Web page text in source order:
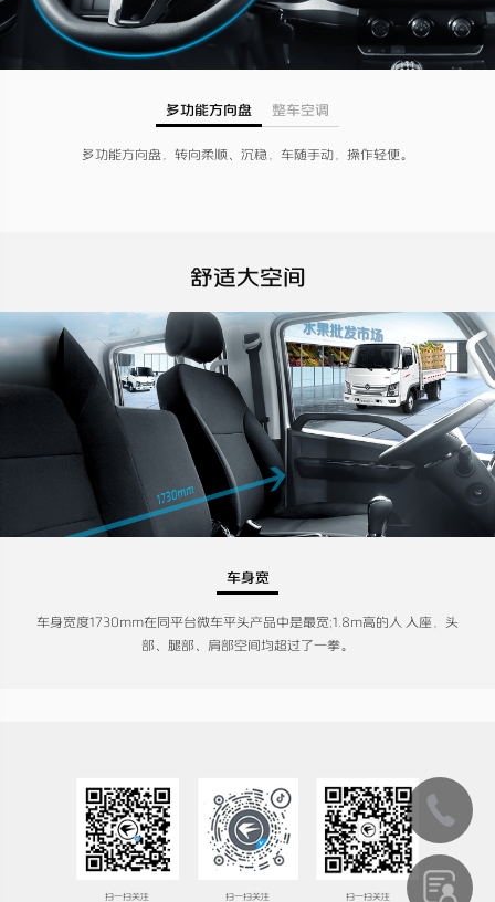
多功能方向盘 整车空调
多功能方向盘，转向柔顺、沉稳，车随手动，操作轻便。
舒适大空间
车身宽
车身宽度1730mm在同平台微车平头产品中是最宽;1.8m高的人 入座，头
部、腿部、肩部空间均超过了一拳。
扫一扫关注 扫一扫关注 扫一扫关注